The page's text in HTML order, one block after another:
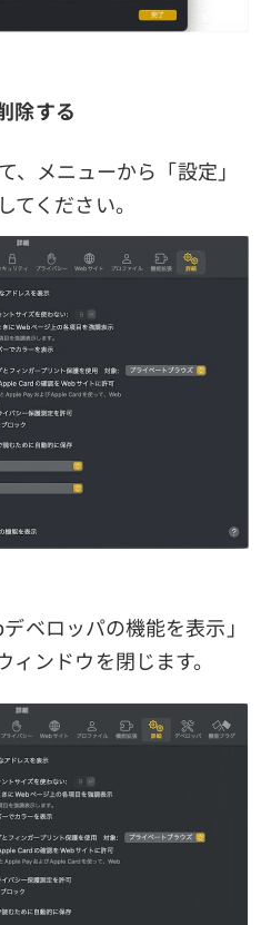
除する
メニューから「設定」
てください。
ベロッパの機能を表示」
ンドウを閉じます。